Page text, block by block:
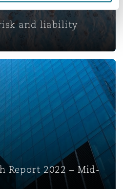
and liability
2022 – Mid-year update
Report 2022 – Mid-